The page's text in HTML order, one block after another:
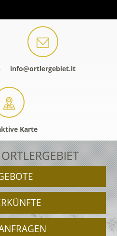
info@ortlergebiet.it
Karte